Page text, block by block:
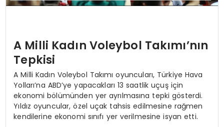
A Milli Kadın Voleybol Takımı’nın
Tepkisi
A Milli Kadın Voleybol Takımı oyuncuları, Türkiye Hava
Yolları’na ABD’ye yapacakları 13 saatlik uçuş için
ekonomi bölümünden yer ayrılmasına tepki gösterdi.
Yıldız oyuncular, özel uçak tahsis edilmesine rağmen
kendilerine ekonomi sınıfı yer verilmesine isyan etti.